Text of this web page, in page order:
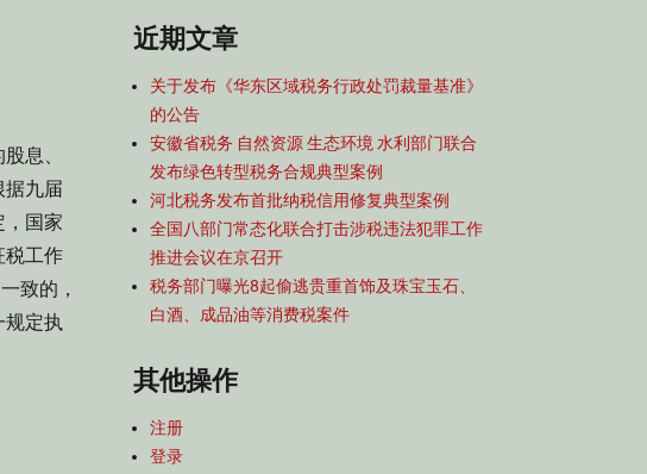
息、
九届
，国家
税工作
致的，
规定执
近期文章
关于发布《华东区域税务行政处罚裁量基准》
的公告
安徽省税务 自然资源 生态环境 水利部门联合
发布绿色转型税务合规典型案例
河北税务发布首批纳税信用修复典型案例
全国八部门常态化联合打击涉税违法犯罪工作
推进会议在京召开
税务部门曝光8起偷逃贵重首饰及珠宝玉石、
白酒、成品油等消费税案件
其他操作
注册
登录